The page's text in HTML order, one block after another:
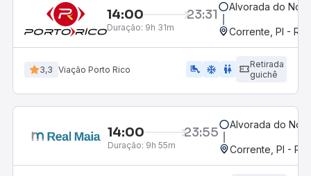
14:00 23:31
Duração: 9h 31m
Alvorada do
Corrente, PI -
3,3 Viação Porto Rico airline_seat_legroom_extra ac_unit wc
Retirada
guichê
14:00 23:55
Duração: 9h 55m
Alvorada do
Corrente, PI -